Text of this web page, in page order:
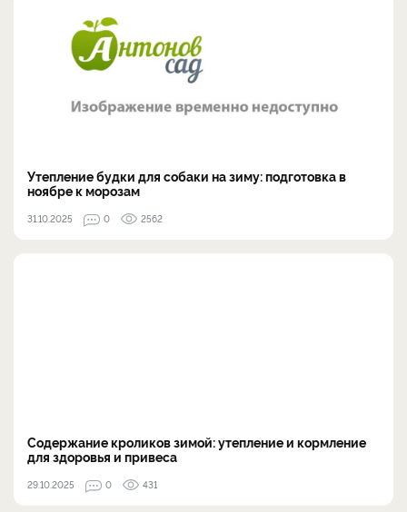
Утепление будки для собаки на зиму: подготовка в
ноябре к морозам
31.10.2025 0 2562
Содержание кроликов зимой: утепление и кормление
для здоровья и привеса
29.10.2025 0 431